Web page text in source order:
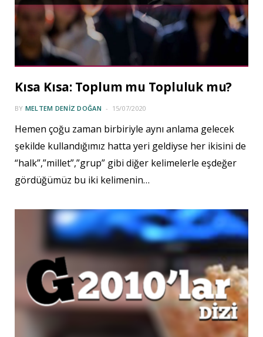
Kısa Kısa: Toplum mu Topluluk mu?
BY MELTEM DENIZ DOĞAN 15/07/2020
Hemen çoğu zaman birbiriyle aynı anlama gelecek
şekilde kullandığımız hatta yeri geldiyse her ikisini de
“halk”,”millet”,”grup” gibi diğer kelimelerle eşdeğer
gördüğümüz bu iki kelimenin…